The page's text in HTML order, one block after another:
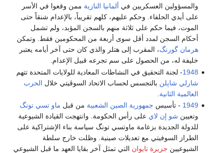
والمسؤولين العسكريين في ألمانيا النازية ممن وقعوا في الأسر
على أيدي الحلفاء. وحكم عليهم، كلهم تقريباً، بالإعدام شنقاً حتى
الموت، فيما حكم على ثلاثة منهم بالسجن المؤبد، ولم تشمل
أحكام السجن لمدد أقل سوى أربعة من المحكومين فقط. وتمكن
هرمان گورنگ، المقرب إلى هتلر والذي كان حتى آخر أيامه يعتبر
خليفة له، من الحصول على سم تجرعه قبيل الإعدام.
1948- ‬لجنة التحقيق في‮ ‬النشاطات المعادية للولايات المتحدة تتهم
شارلي‮ ‬شاپلن
بالتجسس لحساب الاتحاد السوڤيتي‮ ‬خلال
الحرب
العالمية الثانية
1949 - تأسيس جمهورية الصين الشعبية من قبل ماو تسي تونگ
وتعيين شو إن لاي على رأس الحكومة. وانتهجت القيادة الشيوعية
للدولة الجديدة بزعامة ماوتسي تونگ سياسة بناء الإشتراكية على
الطراز السوفيتي مع تعديلات صينية. وظلت خارج سلطة
الشيوعيين جزيرة تايوان التي تمثل آخر بقايا العهد ما قبل الشيوعي